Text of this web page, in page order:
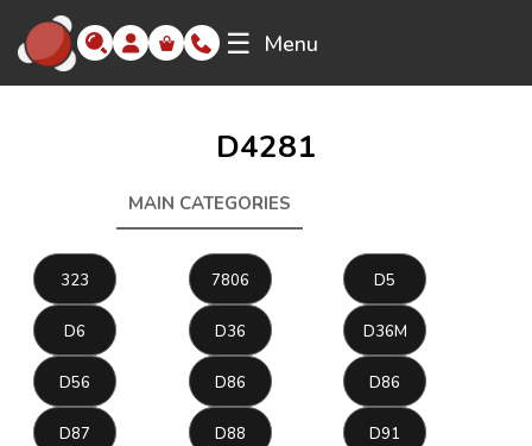
☰ Menu
D4281
MAIN CATEGORIES
323 7806 D5
D6 D36 D36M
D56 D86 D86
D87 D88 D91